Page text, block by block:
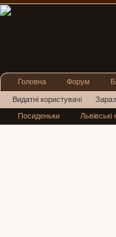
Головна Форум
Видатні користувачі
Нові повідомлення профілю
Посиденьки